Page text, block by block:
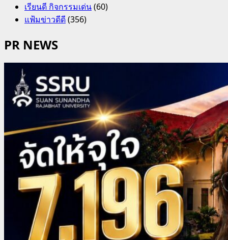
เรียนดี กิจกรรมเด่น(60)
แฟ้มข่าวดีดี(356)
PR NEWS